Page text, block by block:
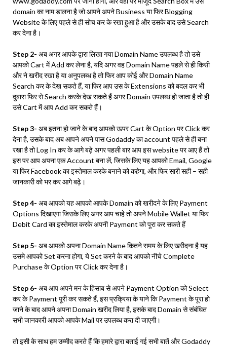
domain का नाम डालना है जो आपने अपने Business या फिर Blogging
Website के लिए पहले से ही सोच कर के रखा हुआ है और उसके बाद उसे Search
कर देना है।
Step 2- अब अगर आपके द्वारा लिखा गया Domain Name उपलब्ध है तो उसे
आपको Cart में Add कर लेना है, यदि अगर वह Domain Name पहले से ही किसी
और ने खरीद रखा है या अनुपलब्ध है तो फिर आप कोई और Domain Name
Search कर के देख सकते हैं, या फिर आप उस के Extensions को बदल कर भी
दुबारा फिर से Search करके देख सकते हैं अगर Domain उपलब्ध हो जाता है तो ही
उसे Cart में आप Add कर सकते हैं।
Step 3- अब इतना हो जाने के बाद आपको ऊपर Cart के Option पर Click कर
देना है, उसके बाद अब आपने अपने पास Godaddy का account पहले से ही बना
रखा है तो Log In कर के आगे बढ़े अगर पहली बार आप इस website पर आए हैं तो
इस पर आप अपना एक Account बना लें, जिसके लिए यह आपको Email, Google
या फिर Facebook का इस्तेमाल करके बनाने को कहेगा, और फिर सारी सही – सही
जानकारी को भर कर आगे बढ़े।
Step 4- अब आपको यह आपको आपके Domain को खरीदने के लिए Payment
Options दिखाएगा जिसके लिए अगर आप चाहे तो अपने Mobile Wallet या फिर
Debit Card का इस्तेमाल करके अपनी Payment को पूरा कर सकते हैं
Step 5- अब आपको अपना Domain Name कितने समय के लिए खरीदना है यह
उसमे आपको Set करना होगा, ये Set करने के बाद आपको नीचे Complete
Purchase के Option पर Click कर देना है।
Step 6- अब आप अपने मन के हिसाब से अपने Payment Option को Select
कर के Payment पूरी कर सकते हैं, इस प्रक्रिया के याने कि Payment के पूरा हो
जाने के बाद आपने अपना Domain खरीद लिया है, इसके बाद Domain से संबंधित
सभी जानकारी आपको आपके Mail पर उपलब्ध करा दी जाएगी।
तो इसी के साथ हम उम्मीद करते हैं कि हमारे द्वारा बताई गई सभी बातें और Godaddy